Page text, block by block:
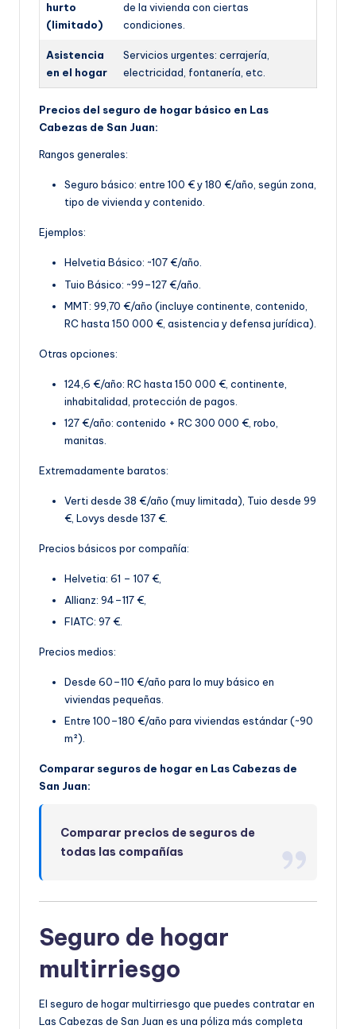
hurto
(limitado)
de la vivienda con ciertas
condiciones.
Asistencia
en el hogar
Servicios urgentes: cerrajería,
electricidad, fontanería, etc.
Precios del seguro de hogar básico en Las
Cabezas de San Juan:
Rangos generales:
Seguro básico: entre 100 € y 180 €/año, según zona,
tipo de vivienda y contenido.
Ejemplos:
Helvetia Básico: ~107 €/año.
Tuio Básico: ~99–127 €/año.
MMT: 99,70 €/año (incluye continente, contenido,
RC hasta 150 000 €, asistencia y defensa jurídica).
Otras opciones:
124,6 €/año: RC hasta 150 000 €, continente,
inhabitalidad, protección de pagos.
127 €/año: contenido + RC 300 000 €, robo,
manitas
Extremadamente baratos:
Verti desde 38 €/año (muy limitada), Tuio desde 99
€, Lovys desde 137 €.
Precios básicos por compañía:
Helvetia: 61 – 107 €,
Allianz: 94–117 €,
FIATC: 97 €.
Precios medios:
Desde 60–110 €/año para lo muy básico en
viviendas pequeñas.
Entre 100–180 €/año para viviendas estándar (~90
m²).
Comparar seguros de hogar en Las Cabezas de
San Juan:
Comparar precios de seguros de
todas las compañías
Seguro de hogar
multirriesgo
El seguro de hogar multirriesgo que puedes contratar en
Las Cabezas de San Juan es una póliza más completa